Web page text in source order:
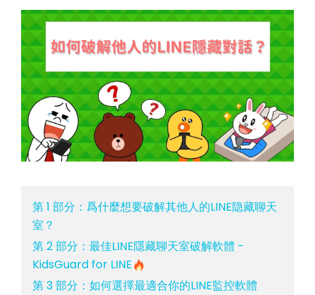
第 1 部分：爲什麼想要破解其他人的LINE隐藏聊天
室？
第 2 部分：最佳LINE隱藏聊天室破解軟體 -
KidsGuard for LINE
第 3 部分：如何選擇最適合你的LINE監控軟體